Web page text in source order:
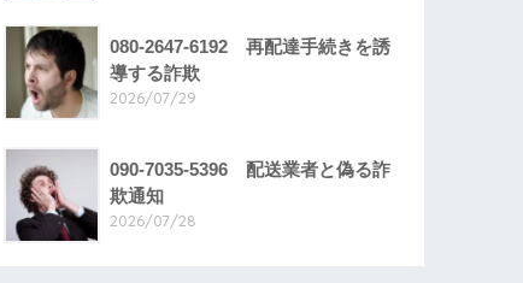
080-2647-6192 再配達手続きを誘
導する詐欺
2026/07/29
090-7035-5396 配送業者と偽る詐
欺通知
2026/07/28